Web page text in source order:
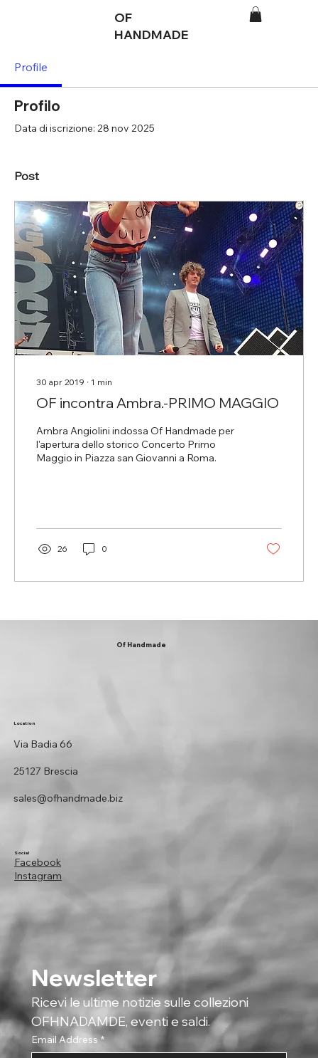
OF
HANDMADE
Profile
Profilo
Data di iscrizione: 28 nov 2025
Post
30 apr 2019 ∙ 1 min
OF incontra Ambra.-PRIMO MAGGIO
Ambra Angiolini indossa Of Handmade per
l'apertura dello storico Concerto Primo
Maggio in Piazza san Giovanni a Roma.
26 0
Of Handmade
Location
Via Badia 66
25127 Brescia
sales@ofhandmade.biz
Facebook
Instagram
Social
Newsletter
Ricevi le ultime notizie sulle collezioni
OFHNADAMDE, eventi e saldi.
Email Address *